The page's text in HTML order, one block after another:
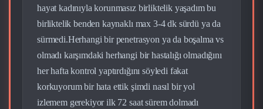
hayat kadınıyla korunmasız birliktelik yaşadım bu
birliktelik benden kaynaklı max 3-4 dk sürdü ya da
sürmedi.Herhangi bir penetrasyon ya da boşalma vs
olmadı karşımdaki herhangi bir hastalığı olmadığını
her hafta kontrol yaptırdığını söyledi fakat
korkuyorum bir hata ettik şimdi nasıl bir yol
izlemem gerekiyor ilk 72 saat sürem dolmadı